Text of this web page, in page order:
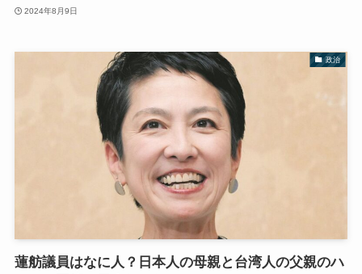
2024年8月9日
政治
蓮舫議員はなに人？日本人の母親と台湾人の父親のハ